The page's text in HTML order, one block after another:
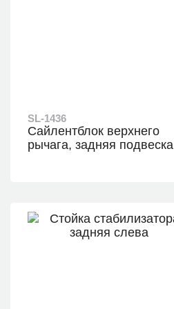
SL-1436
Сайлентблок верхнего
рычага, задняя подвеска